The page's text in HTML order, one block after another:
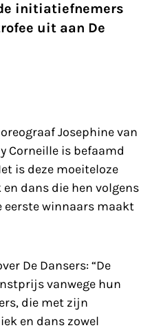
initiatiefnemers
uit aan De
Josephine van
Corneille is befaamd
is deze moeiteloze
dans die hen volgens
eerste winnaars maakt
De Dansers: “De
vanwege hun
die met zijn
en dans zowel